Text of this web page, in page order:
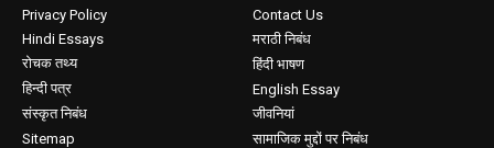
Privacy Policy
Contact Us
Hindi Essays
मराठी निबंध
रोचक तथ्य
हिंदी भाषण
हिन्दी पत्र
English Essay
संस्कृत निबंध
जीवनियां
Sitemap
सामाजिक मुद्दों पर निबंध